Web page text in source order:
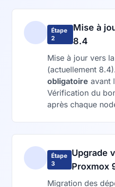
Étape
2
Mise à
8.4
Mise à jour vers
(actuellement
obligatoire avant
Vérification du
après chaque
Étape
3
Upgrade
Proxmox
Migration des